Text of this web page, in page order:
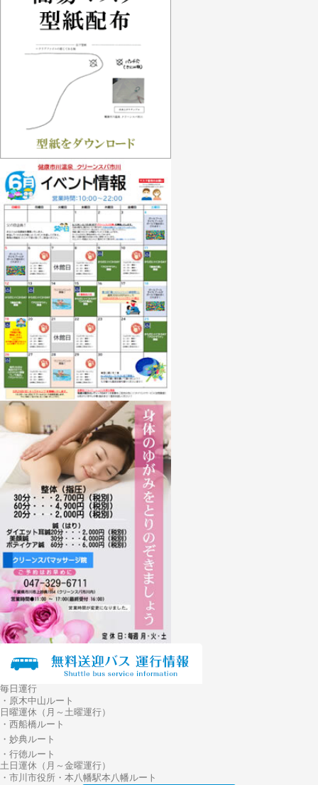
毎日運行
・原木中山ルート
日曜運休（月～土曜運行）
・西船橋ルート
・妙典ルート
・行徳ルート
土日運休（月～金曜運行）
・市川市役所・本八幡駅本八幡ルート